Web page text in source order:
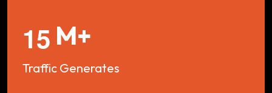
15 M+
Traffic Generates